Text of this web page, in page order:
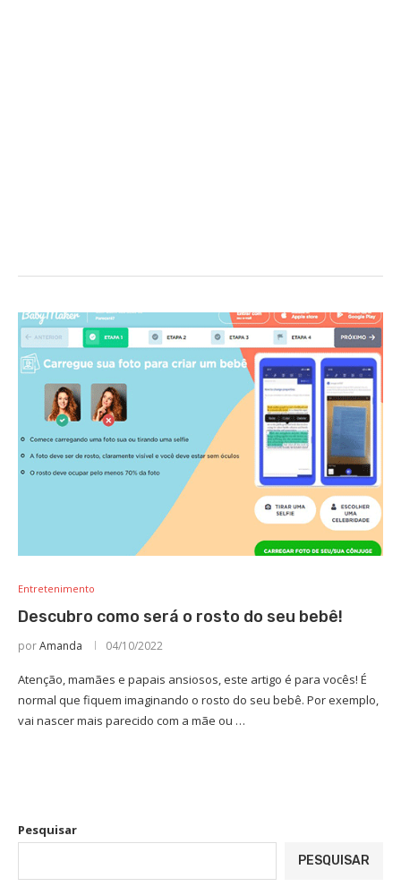
Entretenimento
Descubro como será o rosto do seu bebê!
porAmanda 04/10/2022
Atenção, mamães e papais ansiosos, este artigo é para vocês! É
normal que fiquem imaginando o rosto do seu bebê. Por exemplo,
vai nascer mais parecido com a mãe ou …
Pesquisar
PESQUISAR